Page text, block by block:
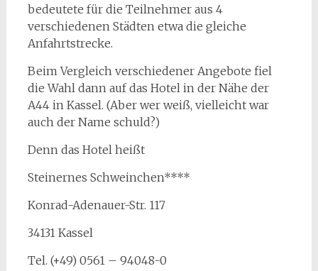
bedeutete für die Teilnehmer aus 4
verschiedenen Städten etwa die gleiche
Anfahrtstrecke.
Beim Vergleich verschiedener Angebote fiel
die Wahl dann auf das Hotel in der Nähe der
A44 in Kassel. (Aber wer weiß, vielleicht war
auch der Name schuld?)
Denn das Hotel heißt
Steinernes Schweinchen****
Konrad-Adenauer-Str. 117
34131 Kassel
Tel. (+49) 0561 – 94048-0